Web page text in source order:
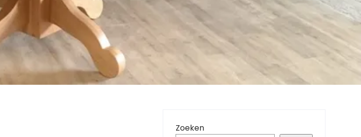
Zoeken